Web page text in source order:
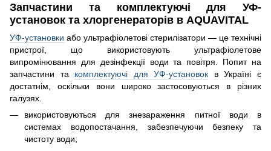
Запчастини та комплектуючі для УФ-
установок та хлоргенераторів в AQUAVITAL
УФ-установки або ультрафіолетові стерилізатори — це технічні
пристрої, що використовують ультрафіолетове
випромінювання для дезінфекції води та повітря. Попит на
запчастини та комплектуючі для УФ-установок в Україні є
достатнім, оскільки вони широко застосовуються в різних
галузях.
використовуються для знезараження питної води в
системах водопостачання, забезпечуючи безпеку та
чистоту води;